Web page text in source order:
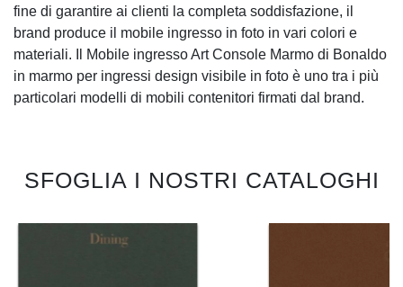
fine di garantire ai clienti la completa soddisfazione, il
brand produce il mobile ingresso in foto in vari colori e
materiali. Il Mobile ingresso Art Console Marmo di Bonaldo
in marmo per ingressi design visibile in foto è uno tra i più
particolari modelli di mobili contenitori firmati dal brand.
SFOGLIA I NOSTRI CATALOGHI